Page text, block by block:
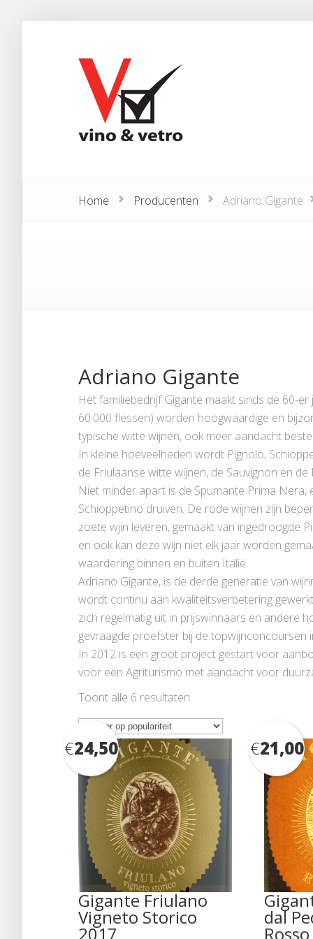
Home Producenten Adriano Gigante
Adriano Gigante
Het familiebedrijf Gigante maakt sinds de 60-
60.000 flessen) worden hoogwaardige en
typische witte wijnen, ook meer aandacht
In kleine hoeveelheden wordt Pignolo,
de Friulaanse witte wijnen, de Sauvignon en
Niet minder apart is de Spumante Prima
Schioppetino druiven. De rode wijnen zijn
zoete wjin leveren, gemaakt van ingedroogde
en ook kan deze wijn niet elk jaar worden
waardering binnen en buiten Italië.
Adriano Gigante, is de derde generatie van
wordt continu aan kwaliteitsverbetering
zich regelmatig uit in prijswinnaars en andere
gevraagde proefster bij de topwijnconcoursen
In 2012 is een groot project gestart voor
voor een Agriturismo met aandacht voor
Toont alle 6 resultaten
op
populariteit
Gigante Friulano
Vigneto Storico
2017
€24,50
dal
€21,00